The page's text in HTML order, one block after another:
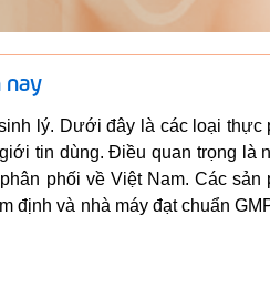
nay
lý. Dưới đây là các loại thực
tin dùng. Điều quan trọng là
phối về Việt Nam. Các sản
và nhà máy đạt chuẩn